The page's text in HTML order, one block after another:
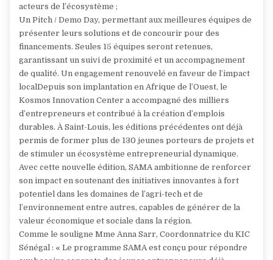
acteurs de l’écosystème ;
Un Pitch / Demo Day, permettant aux meilleures équipes de
présenter leurs solutions et de concourir pour des
financements. Seules 15 équipes seront retenues,
garantissant un suivi de proximité et un accompagnement
de qualité. Un engagement renouvelé en faveur de l’impact
localDepuis son implantation en Afrique de l’Ouest, le
Kosmos Innovation Center a accompagné des milliers
d’entrepreneurs et contribué à la création d’emplois
durables. À Saint-Louis, les éditions précédentes ont déjà
permis de former plus de 130 jeunes porteurs de projets et
de stimuler un écosystème entrepreneurial dynamique.
Avec cette nouvelle édition, SAMA ambitionne de renforcer
son impact en soutenant des initiatives innovantes à fort
potentiel dans les domaines de l’agri-tech et de
l’environnement entre autres, capables de générer de la
valeur économique et sociale dans la région.
Comme le souligne Mme Anna Sarr, Coordonnatrice du KIC
Sénégal : « Le programme SAMA est conçu pour répondre